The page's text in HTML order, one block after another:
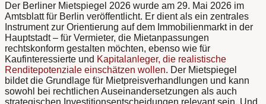
Der Berliner Mietspiegel 2026 wurde am 29. Mai 2026 im
Amtsblatt für Berlin veröffentlicht. Er dient als ein zentrales
Instrument zur Orientierung auf dem Immobilienmarkt in der
Hauptstadt – für Vermieter, die Mietanpassungen
rechtskonform gestalten möchten, ebenso wie für
Kaufinteressierte und Kapitalanleger, die realistische
Renditepotenziale einschätzen wollen. Der Mietspiegel
bildet die Grundlage für Mietpreisverhandlungen und kann
sowohl bei rechtlichen Auseinandersetzungen als auch